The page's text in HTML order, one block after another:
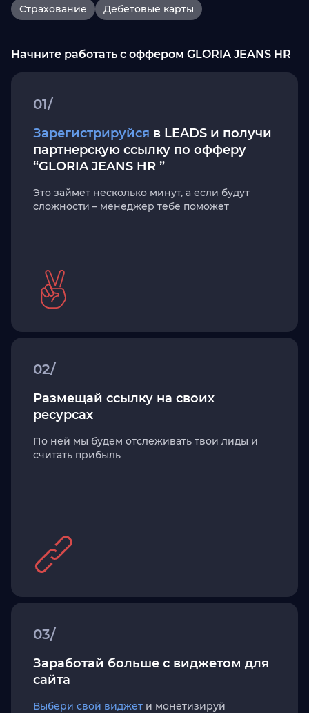
Страхование Дебетовые карты
Начните работать с оффером GLORIA JEANS HR
01/
Зарегистрируйся в LEADS и получи
партнерскую ссылку по офферу
“GLORIA JEANS HR ”
Это займет несколько минут, а если будут
сложности – менеджер тебе поможет
02/
Размещай ссылку на своих
ресурсах
По ней мы будем отслеживать твои лиды и
считать прибыль
03/
Заработай больше с виджетом для
сайта
Выбери свой виджет и монетизируй